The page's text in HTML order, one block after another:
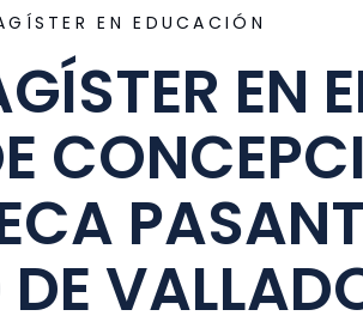
EN EDUCACIÓN
EN